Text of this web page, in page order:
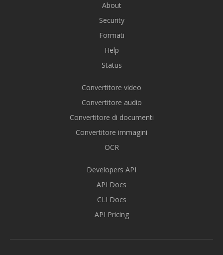
About
Security
Formati
Help
Status
Convertitore video
Convertitore audio
Convertitore di documenti
Convertitore immagini
OCR
Developers API
API Docs
CLI Docs
API Pricing